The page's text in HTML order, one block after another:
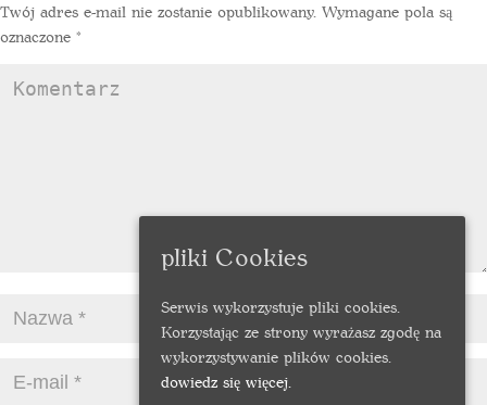
Twój adres e-mail nie zostanie opublikowany. Wymagane pola są
oznaczone *
pliki Cookies
Serwis wykorzystuje pliki cookies.
Korzystając ze strony wyrażasz zgodę na
wykorzystywanie plików cookies.
dowiedz się więcej.